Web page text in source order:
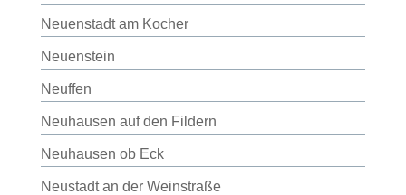
Neuenstadt am Kocher
Neuenstein
Neuffen
Neuhausen auf den Fildern
Neuhausen ob Eck
Neustadt an der Weinstraße